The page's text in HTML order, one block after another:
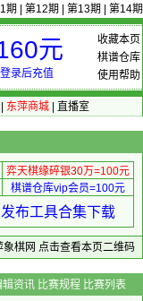
期 第12期 第13期 第14期
收藏本页
棋谱仓库
使用帮助
元
录后充值
东萍商城| 直播室
弈天棋缘碎银30万=100元
棋谱仓库vip会员=100元
布工具合集下载
棋网 点击查看本页二维码
辑资讯 比赛规程 比赛列表